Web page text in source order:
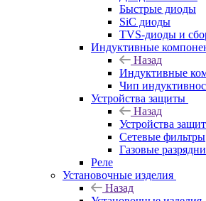
Быстрые диоды
SiC диоды
TVS-диоды и
Индуктивные
Назад
Индуктивные
Чип
Устройства защиты
Назад
Устройства
Сетевые фильтры
Газовые
Реле
Установочные изделия
Назад